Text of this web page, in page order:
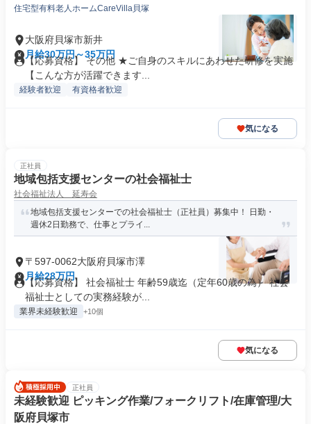
住宅型有料老人ホームCareVilla貝塚
大阪府貝塚市新井
月給30万円～35万円
【応募資格】 その他 ★ご自身のスキルにあわせた研修を実施
【こんな方が活躍できます...
経験者歓迎 有資格者歓迎
気になる
正社員
地域包括支援センターの社会福祉士
社会福祉法人 延寿会
地域包括支援センターでの社会福祉士（正社員）募集中！ 日勤・
週休2日勤務で、仕事とプライ...
〒597-0062大阪府貝塚市澤
月給28万円
【応募資格】 社会福祉士 年齢59歳迄（定年60歳の為） 社会
福祉士としての実務経験が...
業界未経験歓迎 +10個
気になる
正社員
未経験歓迎 ピッキング作業/フォークリフト/在庫管理/大
阪府貝塚市